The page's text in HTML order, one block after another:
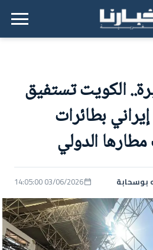
القائمة الرئيسية
الكويت تستفيق
بطائرات
الدولي
بوسحابة 03/06/2026 14:05:00